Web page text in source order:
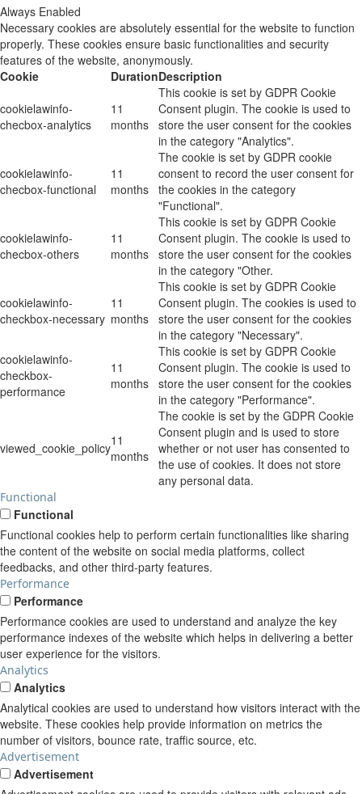
Always Enabled
Necessary cookies are absolutely essential for the website to function
properly. These cookies ensure basic functionalities and security
features of the website, anonymously.
Cookie
DurationDescription
cookielawinfo-
checbox-analytics
11
months
This cookie is set by GDPR Cookie
Consent plugin. The cookie is used to
store the user consent for the cookies
in the category "Analytics".
cookielawinfo-
checbox-functional
11
months
The cookie is set by GDPR cookie
consent to record the user consent for
the cookies in the category
"Functional".
cookielawinfo-
checbox-others
11
months
This cookie is set by GDPR Cookie
Consent plugin. The cookie is used to
store the user consent for the cookies
in the category "Other.
cookielawinfo-
checkbox-necessary
11
months
This cookie is set by GDPR Cookie
Consent plugin. The cookies is used to
store the user consent for the cookies
in the category "Necessary".
cookielawinfo-
checkbox-
performance
11
months
This cookie is set by GDPR Cookie
Consent plugin. The cookie is used to
store the user consent for the cookies
in the category "Performance".
viewed_cookie_policy11
months
The cookie is set by the GDPR Cookie
Consent plugin and is used to store
whether or not user has consented to
the use of cookies. It does not store
any personal data.
Functional
Functional
Functional cookies help to perform certain functionalities like sharing
the content of the website on social media platforms, collect
feedbacks, and other third-party features.
Performance
Performance
Performance cookies are used to understand and analyze the key
performance indexes of the website which helps in delivering a better
user experience for the visitors.
Analytics
Analytics
Analytical cookies are used to understand how visitors interact with the
website. These cookies help provide information on metrics the
number of visitors, bounce rate, traffic source, etc.
Advertisement
Advertisement